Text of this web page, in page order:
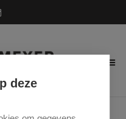
deze